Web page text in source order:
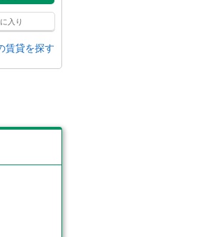
入り
賃貸を探す